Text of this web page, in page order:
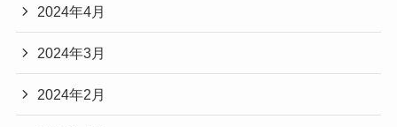
2024年4月
2024年3月
2024年2月